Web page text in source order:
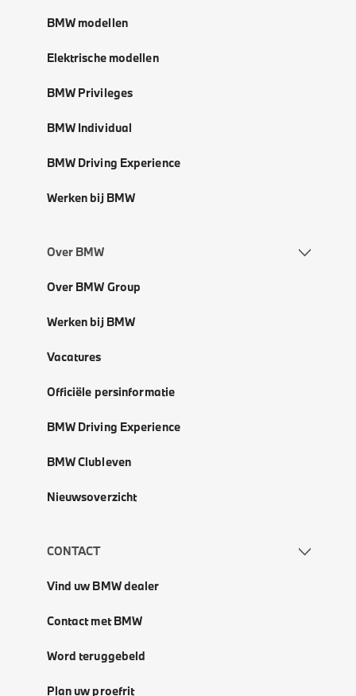
BMW modellen
Elektrische modellen
BMW Privileges
BMW Individual
BMW Driving Experience
Werken bij BMW
Over BMW
Over BMW Group
Werken bij BMW
Vacatures
Officiële persinformatie
BMW Driving Experience
BMW Clubleven
Nieuwsoverzicht
CONTACT
Vind uw BMW dealer
Contact met BMW
Word teruggebeld
Plan uw proefrit